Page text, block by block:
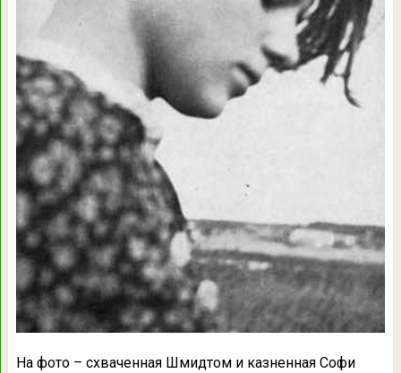
На фото – схваченная Шмидтом и казненная Софи